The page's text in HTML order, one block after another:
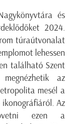
és
2024.
túraútvonalat
lehessen
található Szent
az
mesél a
Az
ezen a